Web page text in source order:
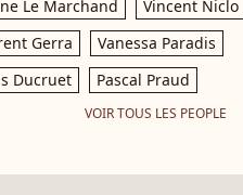
Le Marchand
Vincent Niclo
Gerra
Vanessa Paradis
Ducruet
Pascal Praud
VOIR TOUS LES PEOPLE